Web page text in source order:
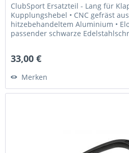
ClubSport Ersatzteil - Lang für
Kupplungshebel • CNC gefräst
hitzebehandeltem Aluminium •
passender schwarze
33,00 €
Merken